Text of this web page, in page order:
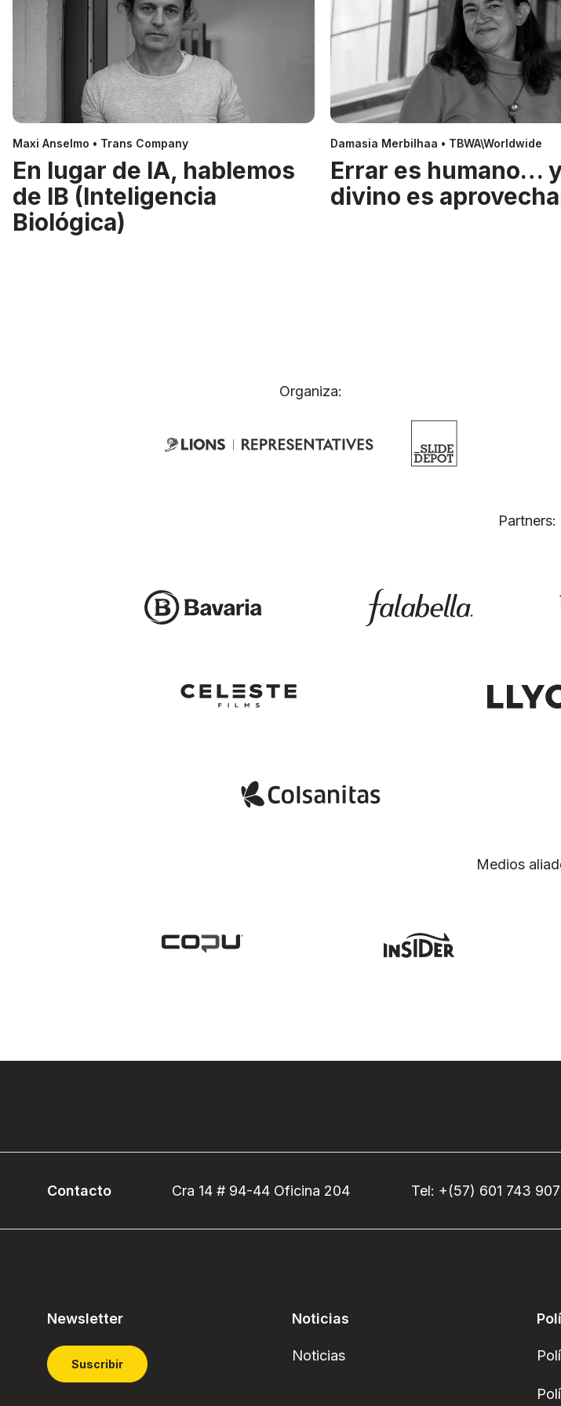
Maxi Anselmo • Trans Company
En lugar de IA, hablemos
de IB (Inteligencia
Biológica)
Damasia Merbilhaa • TBWA\Worldwide
Errar es humano…
divino es
Organiza:
Partners:
Medios
Contacto Cra 14 # 94-44 Oficina 204 Tel: +(57) 601 743
Newsletter
Suscribir
Noticias
Noticias